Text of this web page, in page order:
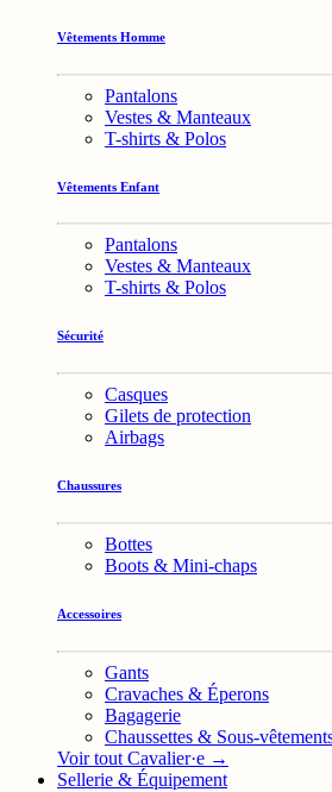
Vêtements Homme
Pantalons
Vestes & Manteaux
T-shirts & Polos
Vêtements Enfant
Pantalons
Vestes & Manteaux
T-shirts & Polos
Sécurité
Casques
Gilets de protection
Airbags
Chaussures
Bottes
Boots & Mini-chaps
Accessoires
Gants
Cravaches & Éperons
Bagagerie
Chaussettes & Sous-
Voir tout Cavalier·e →
Sellerie & Équipement